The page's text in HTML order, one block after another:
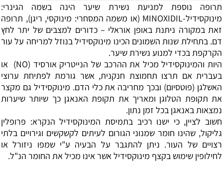
תרופה נוספת למניעת נשירת שיער הינה בשמה הגינרי:
מינוקסידיל-MINOXIDIL (או משמה המסחרי: מינוקסי, ריגן), תרופה
זאת במקורה ניתנת באופן אוראלי – כדורים למצבים של יתר לחץ
דם. בתחילת שנות השמונים הכינו מינוקסידיל בנוזל למריחה על עור
הקרקפת בכדי למנוע נשירת שיער.
היות והמינוקסידיל מכיל את ההרכב של הנייטריק אורסיד (NO
) או
בעברית אם תרצו תחמוצת חנקנית, אשר גורמת לפתיחת ערוצי
האשלגן (פוטסיום) ובכך מחריבה את כלי הדם. מינוקסידיל גם מקצר
את תקופת הטלוגן ומאריך את תקופת האנאגן כך שיותר שיערות
נמצאות באנאגן בכל זמן נתון.
חשוב לציין, כי ישנו רכיב בתמיסת המינוקסידיל הנקרא: פרופלין
גליקול, שהינו חומר שמנוני הגורום לעיתים לקשקשים וגירויים בלתי
רצויים של העור. ניתן להתגבר על הבעיה ע"י שמפו ניזורל או
לחילופין שימוש בקצף מינוקסידיל אשר אינו מכיל את החומר הנ"ל.